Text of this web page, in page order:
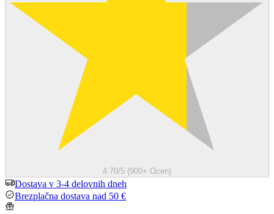
4.70/5 (900+ Ocen)
Dostava v 3-4 delovnih dneh
Brezplačna dostava nad 50 €